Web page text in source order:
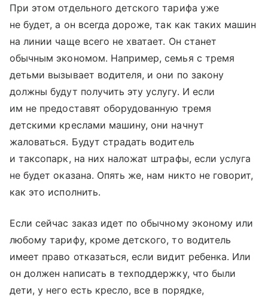
При этом отдельного детского тарифа уже
не будет, а он всегда дороже, так как таких машин
на линии чаще всего не хватает. Он станет
обычным экономом. Например, семья с тремя
детьми вызывает водителя, и они по закону
должны будут получить эту услугу. И если
им не предоставят оборудованную тремя
детскими креслами машину, они начнут
жаловаться. Будут страдать водитель
и таксопарк, на них наложат штрафы, если услуга
не будет оказана. Опять же, нам никто не говорит,
как это исполнить.
Если сейчас заказ идет по обычному эконому или
любому тарифу, кроме детского, то водитель
имеет право отказаться, если видит ребенка. Или
он должен написать в техподдержку, что были
дети, у него есть кресло, все в порядке,